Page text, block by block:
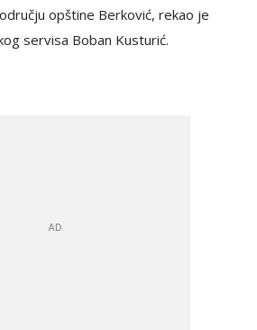
opštine Berković, rekao je
servisa Boban Kusturić.